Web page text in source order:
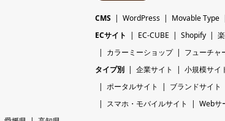
CMS WordPress
Movable Type
ECサイト
EC-CUBE Shopify
カラーミーショップ
フューチャ
タイプ別
企業サイト
小規模サイ
ポータルサイト
ブランドサイト
スマホ・モバイルサイト
Webサ